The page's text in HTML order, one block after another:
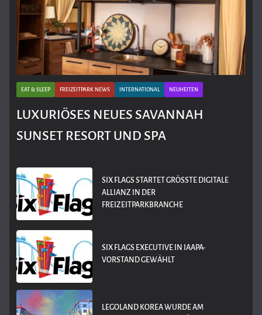
EAT & SLEEP FREIZEITPARK NEWS INTERNATIONAL NEUHEITEN
LUXURIÖSES NEUES SAVANNAH
SUNSET RESORT UND SPA
SIX FLAGS STARTET GRÖSSTE DIGITALE A
LLIANZ IN DER F
REIZEITPARKBRANCHE
SIX FLAGS EXECUTIVE IN IAAPA-
VORSTAND GEWÄHLT
LEGOLAND KOREA WURDE AM